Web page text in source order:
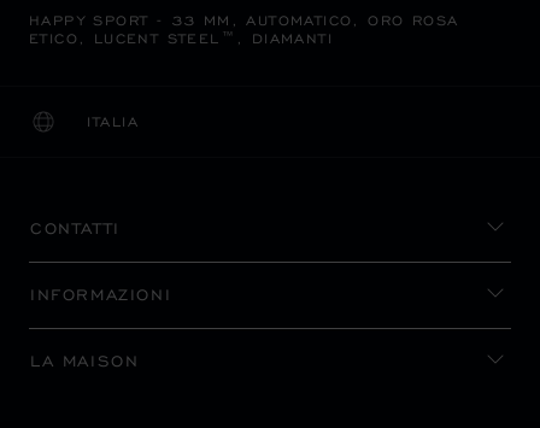
HAPPY SPORT - 33 MM, AUTOMATICO, ORO ROSA
ETICO, LUCENT STEEL™, DIAMANTI
ITALIA
LOCALIZZAZIONE (CAMBIA PAESE)
CAMBIA PAESE
CONTATTI
INFORMAZIONI
LA MAISON